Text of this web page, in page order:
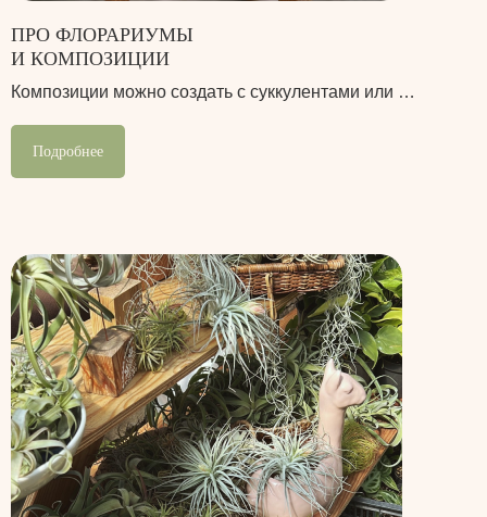
ПРО ФЛОРАРИУМЫ
И КОМПОЗИЦИИ
Композиции можно создать с суккулентами или …
Подробнее